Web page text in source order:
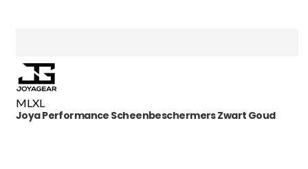
ML XL
Joya Performance Scheenbeschermers Zwart Goud